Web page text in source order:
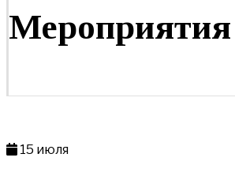
Мероприятия
15 июля